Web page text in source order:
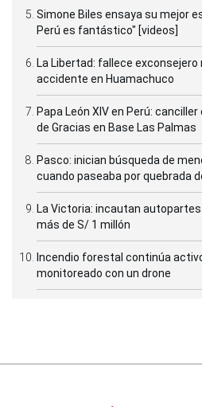
Simone Biles ensaya su mejor
Perú es fantástico" [videos]
La Libertad: fallece
accidente en Huamachuco
Papa León XIV en Perú:
de Gracias en Base Las Palmas
Pasco: inician búsqueda de
cuando paseaba por quebrada
La Victoria: incautan
más de S/ 1 millón
Incendio forestal continúa
monitoreado con un drone